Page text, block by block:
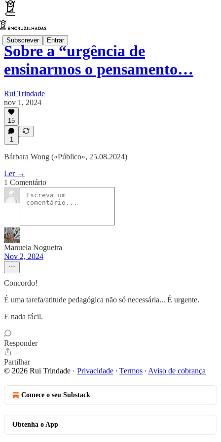
Subscrever Entrar
Sobre a “urgência de
ensinarmos o pensamento…
Rui Trindade
nov 1, 2024
15
1
Bárbara Wong («Público», 25.08.2024)
Ler →
1 Comentário
Manuela Nogueira
Nov 2, 2024
Concordo!
É uma tarefa/atitude pedagógica não só necessária... É urgente.
E nada fácil.
Responder
Partilhar
© 2026 Rui Trindade · Privacidade ∙ Termos ∙ Aviso de cobrança
Comece o seu Substack
Obtenha o App